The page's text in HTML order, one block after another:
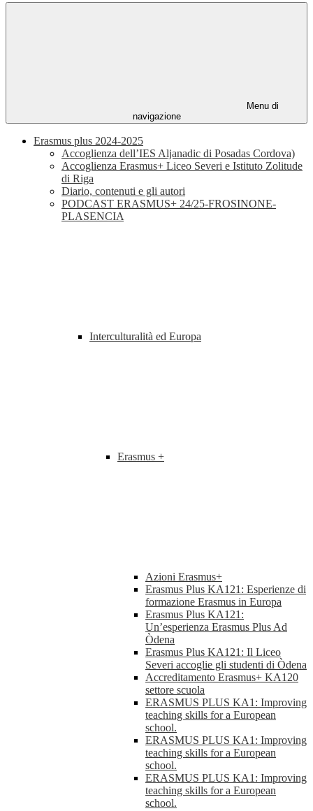
Menu di
navigazione
Erasmus plus 2024-2025
Accoglienza dell’IES Aljanadic di Posadas Cordova)
Accoglienza Erasmus+ Liceo Severi e Istituto Zolitude
di Riga
Diario, contenuti e gli autori
PODCAST ERASMUS+ 24/25-FROSINONE-
PLASENCIA
Interculturalità ed Europa
Erasmus +
Azioni Erasmus+
Erasmus Plus KA121: Esperienze di
formazione Erasmus in Europa
Erasmus Plus KA121:
Un’esperienza Erasmus Plus Ad
Òdena
Erasmus Plus KA121: Il Liceo
Severi accoglie gli studenti di Òdena
Accreditamento Erasmus+ KA120
settore scuola
ERASMUS PLUS KA1: Improving
teaching skills for a European
school.
ERASMUS PLUS KA1: Improving
teaching skills for a European
school.
ERASMUS PLUS KA1: Improving
teaching skills for a European
school.